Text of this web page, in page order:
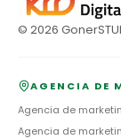
© 2026
AGENCIA DE
Agencia de
Agencia de